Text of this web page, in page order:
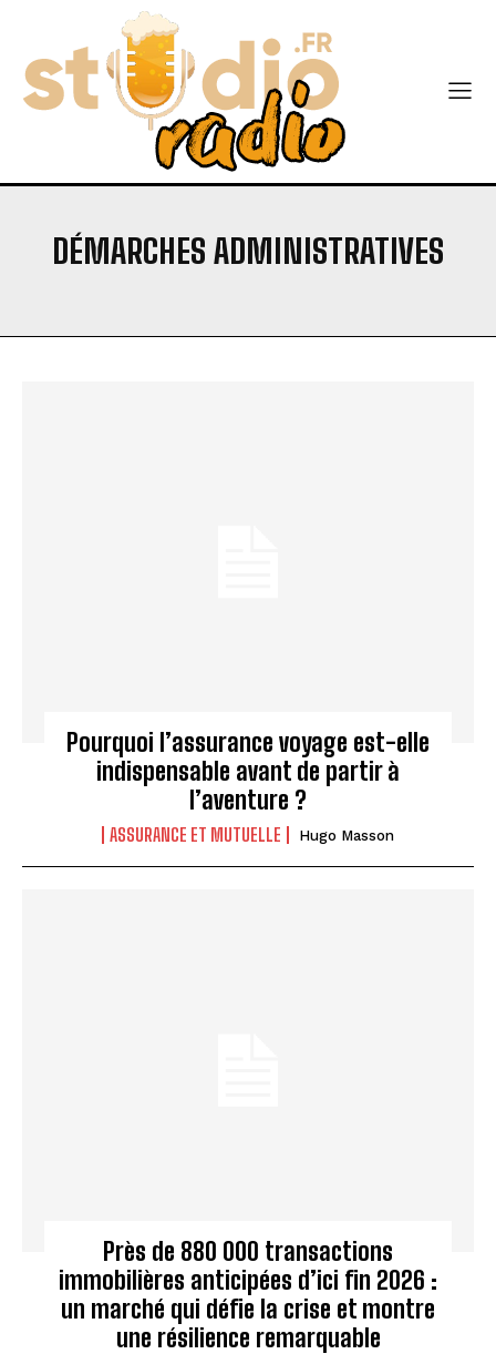
DÉMARCHES ADMINISTRATIVES
Pourquoi l’assurance voyage est-elle
indispensable avant de partir à
l’aventure ?
ASSURANCE ET MUTUELLE Hugo Masson
Près de 880 000 transactions
immobilières anticipées d’ici fin 2026 :
un marché qui défie la crise et montre
une résilience remarquable